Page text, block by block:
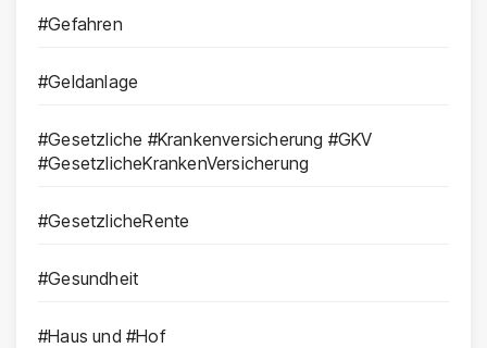
#Gefahren
#Geldanlage
#Gesetzliche #Krankenversicherung #GKV
#GesetzlicheKrankenVersicherung
#GesetzlicheRente
#Gesundheit
#Haus und #Hof